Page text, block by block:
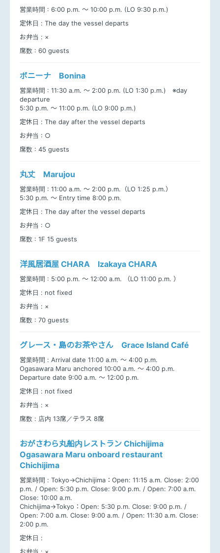
営業時間 : 6:00 p.m. ～ 10:00 p.m. (LO 9:30 p.m.)
定休日 : The day the vessel departs
お弁当 : ×
席数 : 60 guests
ボニーナ Bonina
営業時間 : 11:30 a.m. ～ 2:00 p.m. (LO 1:30 p.m.) ※day
departure
5:30 p.m. ～ 11:00 p.m. (LO 9:00 p.m.)
定休日 : The day after the vessel departs
お弁当 : ○
席数 : 45 guests
丸丈 Marujou
営業時間 : 11:00 a.m. ～ 2:00 p.m.（LO 1:25 p.m.）
5:30 p.m. ～ Entry time 8:00 p.m.
定休日 : The day after the vessel departs
お弁当 : ○
席数 : 1F 15 guests
洋風居酒屋 CHARA Izakaya CHARA
営業時間 : 5:00 p.m. ～ 12:00 a.m. （LO 11:00 p.m. ）
定休日 : not fixed
お弁当 : ×
席数 : 70 guests
グレース・島のお茶やさん Grace Island Café
営業時間 : Arrival date 11:00 a.m. ～ 4:00 p.m.
Ogasawara Maru anchored 10:00 a.m. ～ 4:00 p.m.
Departure date 9:00 a.m. ～ 12:00 p.m.
定休日 : not fixed
お弁当 : ×
席数 : 店内 13席／テラス 8席
おがさわら丸船内レストラン Chichijima
Ogasawara Maru onboard restaurant
Chichijima
営業時間 : Tokyo→Chichijima：Open: 11:15 a.m. Close: 2:00
p.m. / Open: 5:30 p.m. Close: 9:00 p.m. / Open: 7:00 a.m.
Close: 10:00 a.m.
Chichijima→Tokyo：Open: 5:30 p.m. Close: 9:00 p.m. /
Open: 7:00 a.m. Close: 9:00 a.m. / Open: 11:30 a.m. Close:
2:00 p.m.
定休日 :
お弁当 : ×